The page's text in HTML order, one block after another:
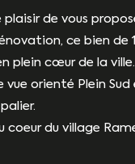
plaisir de vous
ce bien de
plein cœur de la ville.
orienté Plein
coeur du village